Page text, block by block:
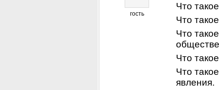
гость
Что
Что
Что
Что
Что
явления.